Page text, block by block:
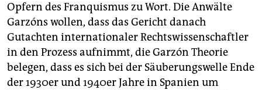
Opfern des Franquismus zu Wort. Die Anwälte
Garzóns wollen, dass das Gericht danach
Gutachten internationaler Rechtswissenschaftler
in den Prozess aufnimmt, die Garzón Theorie
belegen, dass es sich bei der Säuberungswelle Ende
der 1930er und 1940er Jahre in Spanien um